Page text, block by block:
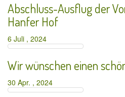
Abschluss-Ausflug der
Hanfer Hof
6 Juli , 2024
Wir wünschen einen
30 Apr. , 2024